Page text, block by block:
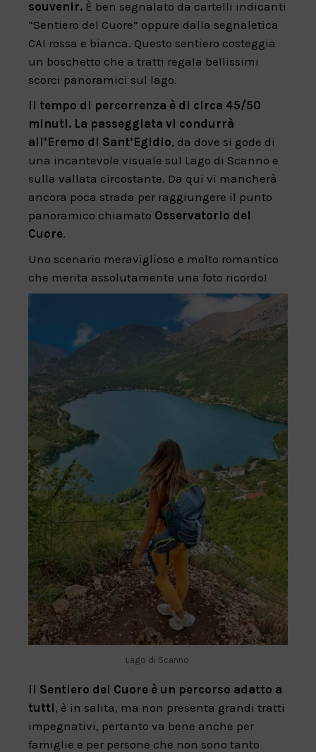
souvenir. È ben segnalato da cartelli indicanti
“Sentiero del Cuore” oppure dalla segnaletica
CAI rossa e bianca. Questo sentiero costeggia
un boschetto che a tratti regala bellissimi
scorci panoramici sul lago.
Il tempo di percorrenza è di circa 45/50
minuti. La passeggiata vi condurrà
all’Eremo di Sant’Egidio, da dove si gode di
una incantevole visuale sul Lago di Scanno e
sulla vallata circostante. Da qui vi mancherà
ancora poca strada per raggiungere il punto
panoramico chiamato Osservatorio del
Cuore.
Uno scenario meraviglioso e molto romantico
che merita assolutamente una foto ricordo!
Lago di Scanno.
Il Sentiero del Cuore è un percorso adatto a
tutti, è in salita, ma non presenta grandi tratti
impegnativi, pertanto va bene anche per
famiglie e per persone che non sono tanto